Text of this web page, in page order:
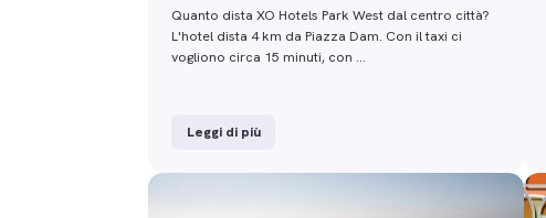
Quanto dista XO Hotels Park West dal centro città?
L'hotel dista 4 km da Piazza Dam. Con il taxi ci
vogliono circa 15 minuti, con …
Leggi di più